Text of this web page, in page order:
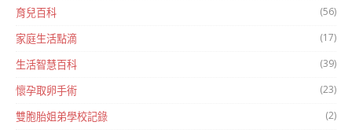
育兒百科 (56)
家庭生活點滴 (17)
生活智慧百科 (39)
懷孕取卵手術 (23)
雙胞胎姐弟學校記錄 (2)